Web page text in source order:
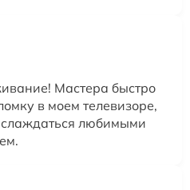
Мастера быстро
в моем телевизоре,
любимыми